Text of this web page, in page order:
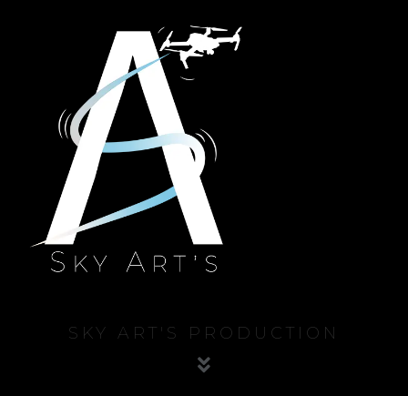
SKY ART'S PRODUCTION